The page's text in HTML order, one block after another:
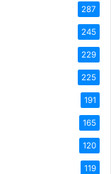
287
245
229
225
191
165
120
119